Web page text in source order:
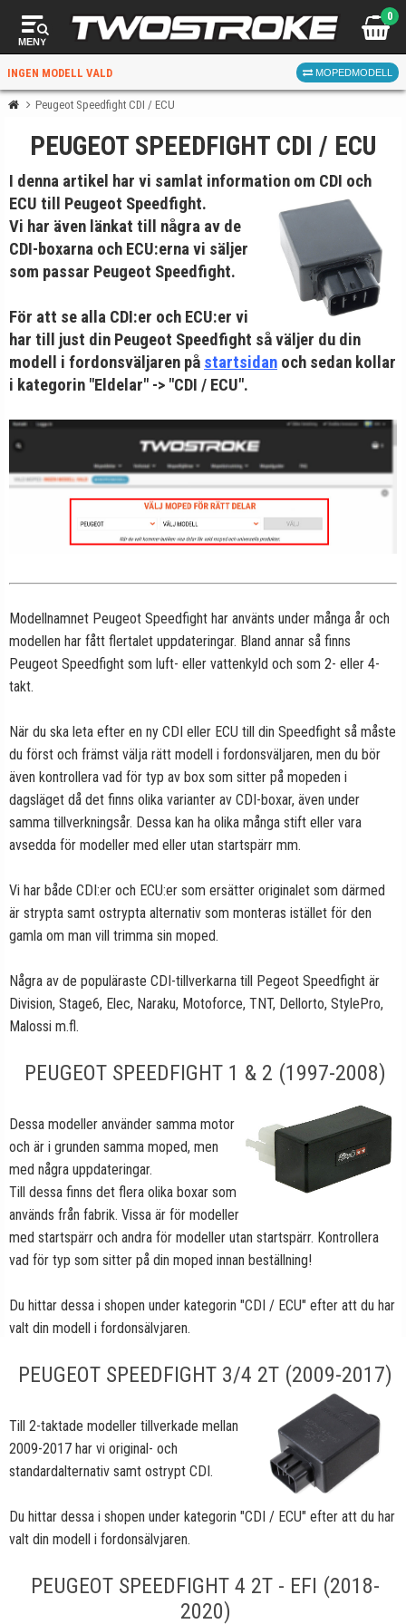
MENY
0
INGEN MODELL VALD MOPEDMODELL
VÄLJ MOPED FÖR RÄTT DELAR
VÄLJ
När du valt kommer butiken visa delar för vald moped
och universella produkter.
Peugeot Speedfight CDI / ECU
PEUGEOT SPEEDFIGHT CDI / ECU
I denna artikel har vi samlat information om CDI och
ECU till Peugeot Speedfight.
Vi har även länkat till några av de
CDI-boxarna och ECU:erna vi säljer
som passar Peugeot Speedfight.
För att se alla CDI:er och ECU:er vi
har till just din Peugeot Speedfight så väljer du din
modell i fordonsväljaren på startsidan och sedan kollar
i kategorin "Eldelar" -> "CDI / ECU".
Modellnamnet Peugeot Speedfight har använts under många år och
modellen har fått flertalet uppdateringar. Bland annar så finns
Peugeot Speedfight som luft- eller vattenkyld och som 2- eller 4-
takt.
När du ska leta efter en ny CDI eller ECU till din Speedfight så måste
du först och främst välja rätt modell i fordonsväljaren, men du bör
även kontrollera vad för typ av box som sitter på mopeden i
dagsläget då det finns olika varianter av CDI-boxar, även under
samma tillverkningsår. Dessa kan ha olika många stift eller vara
avsedda för modeller med eller utan startspärr mm.
Vi har både CDI:er och ECU:er som ersätter originalet som därmed
är strypta samt ostrypta alternativ som monteras istället för den
gamla om man vill trimma sin moped.
Några av de populäraste CDI-tillverkarna till Pegeot Speedfight är
Division, Stage6, Elec, Naraku, Motoforce, TNT, Dellorto, StylePro,
Malossi m.fl.
PEUGEOT SPEEDFIGHT 1 & 2 (1997-2008)
Dessa modeller använder samma motor
och är i grunden samma moped, men
med några uppdateringar.
Till dessa finns det flera olika boxar som
används från fabrik. Vissa är för modeller
med startspärr och andra för modeller utan startspärr. Kontrollera
vad för typ som sitter på din moped innan beställning!
Du hittar dessa i shopen under kategorin "CDI / ECU" efter att du har
valt din modell i fordonsälvjaren.
PEUGEOT SPEEDFIGHT 3/4 2T (2009-2017)
Till 2-taktade modeller tillverkade mellan
2009-2017 har vi original- och
standardalternativ samt ostrypt CDI.
Du hittar dessa i shopen under kategorin "CDI / ECU" efter att du har
valt din modell i fordonsälvjaren.
PEUGEOT SPEEDFIGHT 4 2T - EFI (2018-
2020)